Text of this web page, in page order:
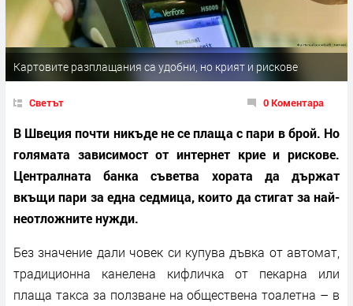
Картовите разплащания са удобни, но крият и рискове
Светът 0 Коментара
В Швеция почти никъде не се плаща с пари в брой. Но
голямата зависимост от интернет крие и рискове.
Централната банка съветва хората да държат
вкъщи пари за една седмица, които да стигат за най-
неотложните нужди.
Без значение дали човек си купува дъвка от автомат,
традиционна канелена кифличка от пекарна или
плаща такса за ползване на обществена тоалетна – в